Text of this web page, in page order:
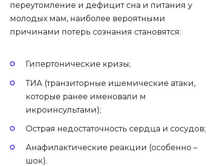
переутомление и дефицит сна и питания у
молодых мам, наиболее вероятными
причинами потерь сознания становятся:
Гипертонические кризы;
ТИА (транзиторные ишемические атаки,
которые ранее именовали м
икроинсультами);
Острая недостаточность сердца и сосудов;
Анафилактические реакции (особенно –
шок).